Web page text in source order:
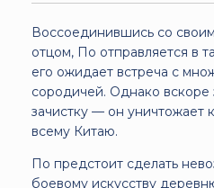
Воссоединившись со
отцом, По отправляется в
его ожидает встреча с
сородичей. Однако вскоре
зачистку — он уничтожает
всему Китаю.
По предстоит сделать
боевому искусству